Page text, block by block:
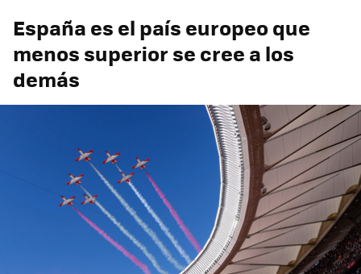
España es el país europeo que
menos superior se cree a los
demás